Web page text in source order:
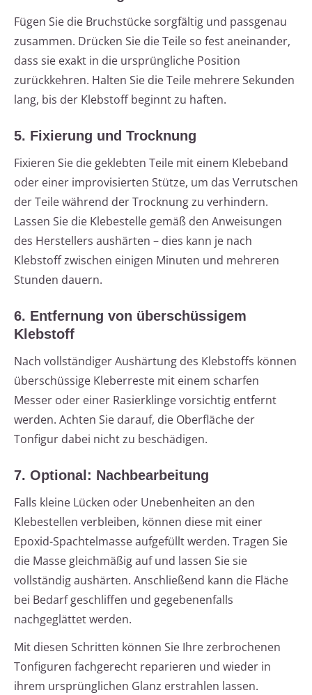
Fügen Sie die Bruchstücke sorgfältig und passgenau
zusammen. Drücken Sie die Teile so fest aneinander,
dass sie exakt in die ursprüngliche Position
zurückkehren. Halten Sie die Teile mehrere Sekunden
lang, bis der Klebstoff beginnt zu haften.
5. Fixierung und Trocknung
Fixieren Sie die geklebten Teile mit einem Klebeband
oder einer improvisierten Stütze, um das Verrutschen
der Teile während der Trocknung zu verhindern.
Lassen Sie die Klebestelle gemäß den Anweisungen
des Herstellers aushärten – dies kann je nach
Klebstoff zwischen einigen Minuten und mehreren
Stunden dauern.
6. Entfernung von überschüssigem
Klebstoff
Nach vollständiger Aushärtung des Klebstoffs können
überschüssige Kleberreste mit einem scharfen
Messer oder einer Rasierklinge vorsichtig entfernt
werden. Achten Sie darauf, die Oberfläche der
Tonfigur dabei nicht zu beschädigen.
7. Optional: Nachbearbeitung
Falls kleine Lücken oder Unebenheiten an den
Klebestellen verbleiben, können diese mit einer
Epoxid-Spachtelmasse aufgefüllt werden. Tragen Sie
die Masse gleichmäßig auf und lassen Sie sie
vollständig aushärten. Anschließend kann die Fläche
bei Bedarf geschliffen und gegebenenfalls
nachgeglättet werden.
Mit diesen Schritten können Sie Ihre zerbrochenen
Tonfiguren fachgerecht reparieren und wieder in
ihrem ursprünglichen Glanz erstrahlen lassen.